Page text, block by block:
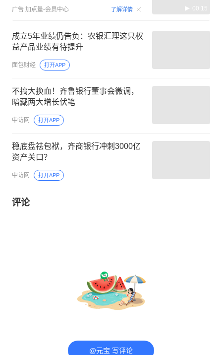
广告 加点量-会员中心 了解详情 00:15
成立5年业绩仍告负：农银汇理这只权
益产品业绩有待提升
面包财经 打开APP
不搞大换血！齐鲁银行董事会微调，
暗藏两大增长伏笔
中访网 打开APP
稳底盘祛包袱，齐商银行冲刺3000亿
资产关口？
中访网 打开APP
评论
@元宝 写评论